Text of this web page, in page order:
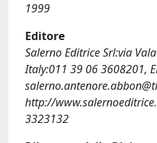
1999
Editore
Salerno Editrice Srl:via
Italy:011 39 06 3608201,
http://
3323132